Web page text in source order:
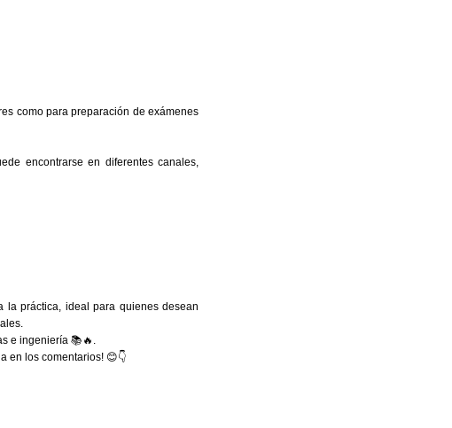
como para preparación de exámenes
encontrarse en diferentes canales,
la práctica, ideal para quienes desean
e ingeniería 📚🔥.
en los comentarios! 😊👇